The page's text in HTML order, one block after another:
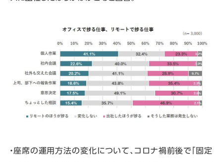
・座席の運用方法の変化について、コロナ禍前後で「固定